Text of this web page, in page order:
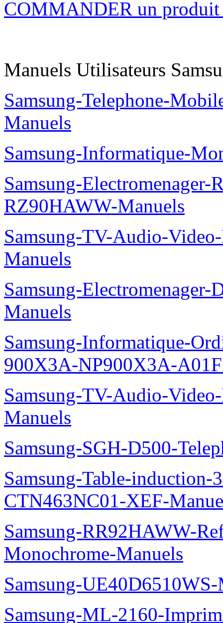
COMMANDER un
Manuels Utilisateurs
Samsung-Telephone-
Manuels
Samsung-Informatique-
Samsung-Electromenager-
RZ90HAWW-Manuels
Samsung-TV-Audio-
Manuels
Samsung-
Manuels
Samsung-Informatique-
900X3A-NP900X3A-
Samsung-TV-Audio-
Manuels
Samsung-SGH-D500-
Samsung-Table-
CTN463NC01-XEF-
Samsung-RR92HAWW-
Monochrome-Manuels
Samsung-UE40D6510WS-
Samsung-ML-2160-